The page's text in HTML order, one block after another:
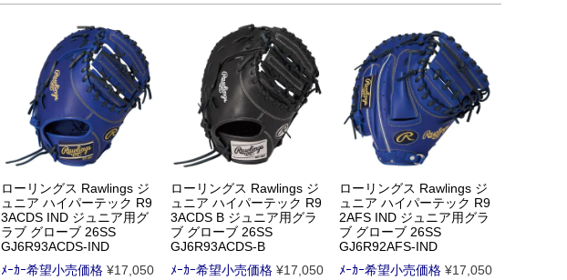
ローリングス Rawlings ジ
ュニア ハイパーテック R9
3ACDS IND ジュニア用グ
ラブ グローブ 26SS
GJ6R93ACDS-IND
ﾒｰｶｰ希望小売価格 ¥17,050
ローリングス Rawlings ジ
ュニア ハイパーテック R9
3ACDS B ジュニア用グラ
ブ グローブ 26SS
GJ6R93ACDS-B
ﾒｰｶｰ希望小売価格 ¥17,050
ローリングス Rawlings ジ
ュニア ハイパーテック R9
2AFS IND ジュニア用グラ
ブ グローブ 26SS
GJ6R92AFS-IND
ﾒｰｶｰ希望小売価格 ¥17,050